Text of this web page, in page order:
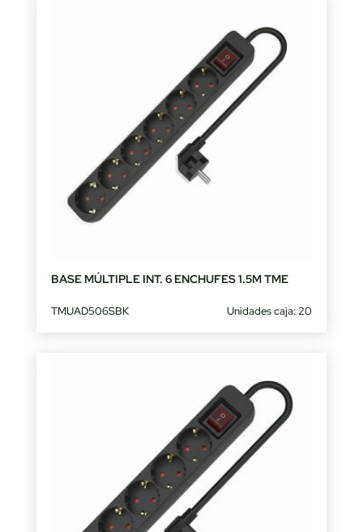
BASE MÚLTIPLE INT. 6 ENCHUFES 1.5M TME
TMUAD506SBK Unidades caja: 20